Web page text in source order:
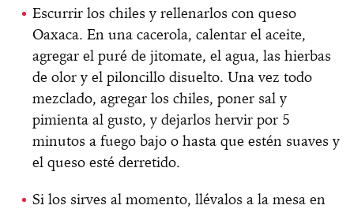
Escurrir los chiles y rellenarlos con queso
Oaxaca. En una cacerola, calentar el aceite,
agregar el puré de jitomate, el agua, las hierbas
de olor y el piloncillo disuelto. Una vez todo
mezclado, agregar los chiles, poner sal y
pimienta al gusto, y dejarlos hervir por 5
minutos a fuego bajo o hasta que estén suaves y
el queso esté derretido. ​
Si los sirves al momento, llévalos a la mesa en